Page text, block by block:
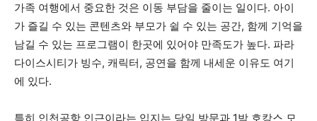
가족 여행에서 중요한 것은 이동 부담을 줄이는 일이다. 아이
가 즐길 수 있는 콘텐츠와 부모가 쉴 수 있는 공간, 함께 기억을
남길 수 있는 프로그램이 한곳에 있어야 만족도가 높다. 파라
다이스시티가 빙수, 캐릭터, 공연을 함께 내세운 이유도 여기
에 있다.
특히 인천공항 인근이라는 입지는 당일 방문과 1박 호캉스 모